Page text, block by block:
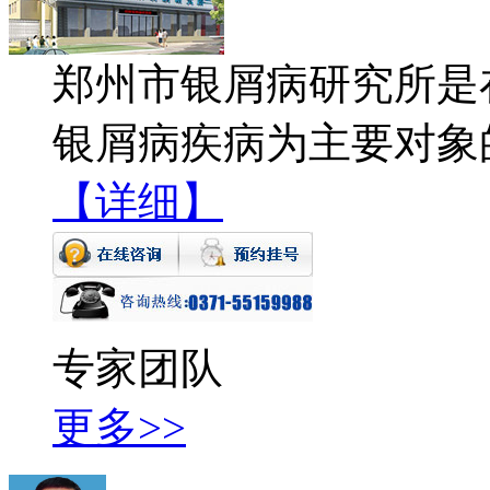
郑州市银屑病研究所
银屑病疾病为主要对
【详细】
专家团队
更多>>